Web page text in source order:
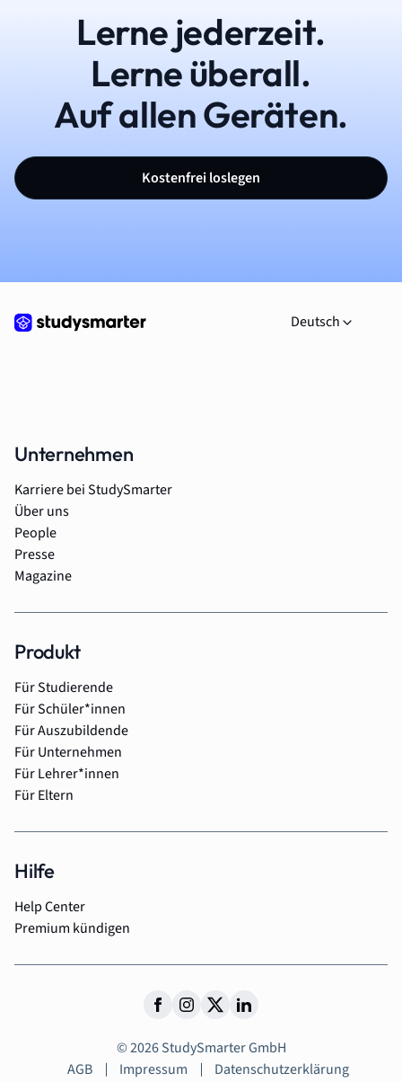
Lerne jederzeit.
Lerne überall.
Auf allen Geräten.
Kostenfrei loslegen
Deutsch
Unternehmen
Karriere bei StudySmarter
Über uns
People
Presse
Magazine
Produkt
Für Studierende
Für Schüler*innen
Für Auszubildende
Für Unternehmen
Für Lehrer*innen
Für Eltern
Hilfe
Help Center
Premium kündigen
© 2026 StudySmarter GmbH
AGB
Impressum Datenschutzerklärung